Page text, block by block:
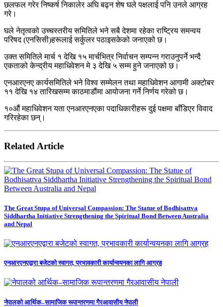
छलफल गरेर निष्कर्ष निकालेर अघि बढ्न शेष घले पक्षलाई पनि उनले आग्रह
गरे।
घले नेतृत्वको उच्चस्तरीय समितिले भने सबै देशमा रहेका राष्ट्रिय समन्वय
परिषद (एनसिसी)हरूलाई सर्कुलर पठाइसकेको जनाएको छ।
उक्त समितिले मार्च १ देखि १५ मार्चभित्र निर्वाचन सम्पन्न गराउनुपर्ने भन्दै
एकताको केन्द्रीय महाधिवेशन मे ३ देखि ५ सम्म हुने जनाएको छ।
एनआरएनए कार्यसमितिले भने विश्व सम्मेलन तथा महाधिवेशन आगामी अक्टोबर
११ देखि १४ तारिखसम्म काठमाडौंमा आयोजना गर्ने निर्णय गरेको छ।
१०औं महाधिवेशन यता एनआरएनएका पदाधिकारीहरू दुई पक्षमा बाँडिएर विवाद
गरिरहेका छन्।
Related Article
The Great Stupa of Universal Compassion: The Statue of Bodhisattva
Siddhartha Initiative Strengthening the Spiritual Bond Between Australia
and Nepal
एनआरएनएद्वारा बजेटको स्वागत, प्रभावकारी कार्यान्वयनका लागि आग्रह
नेपालको आर्थिक–सामाजिक रूपान्तरणमा गैरआवासीय नेपाली